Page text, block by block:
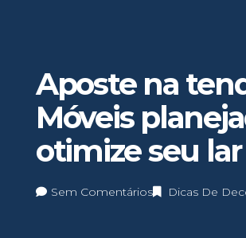
Aposte na
Móveis
otimize seu lar
Sem Comentários Dicas De